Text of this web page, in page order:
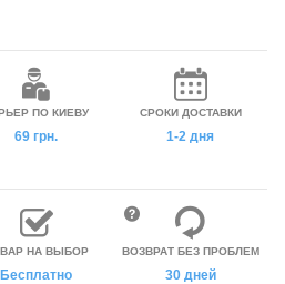
ПО КИЕВУ
69 грн.
СРОКИ ДОСТАВКИ
1-2 дня
НА ВЫБОР
Бесплатно
ВОЗВРАТ БЕЗ ПРОБЛЕМ
30 дней